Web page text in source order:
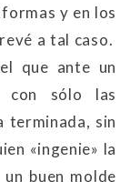
y en los
a tal caso.
que ante un
con sólo las
terminada, sin
«ingenie» la
buen molde